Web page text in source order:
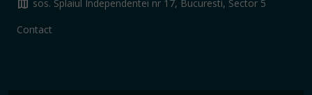
map sos. Splaiul Independentei nr 17, Bucuresti, Sector 5
Contact